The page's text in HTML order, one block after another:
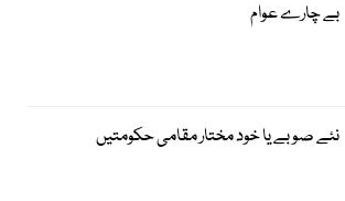
بے چارے عوام
نئے صوبے یا خود مختار مقامی حکومتیں